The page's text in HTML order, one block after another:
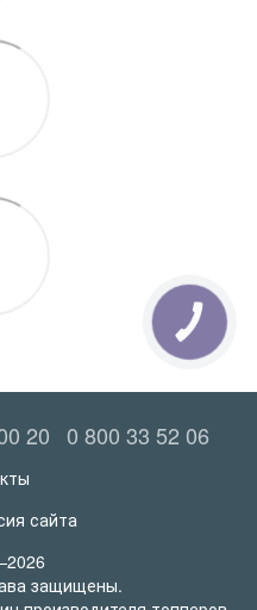
20 0 800 33 52 06
сайта
защищены.
КНОПКА
ЗВ'ЯЗКУ